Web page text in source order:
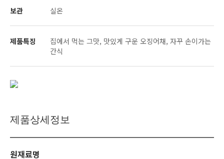
보관 실온
제품특징
집에서 먹는 그맛, 맛있게 구운 오징어채, 자꾸 손이가는
간식
제품상세정보
원재료명